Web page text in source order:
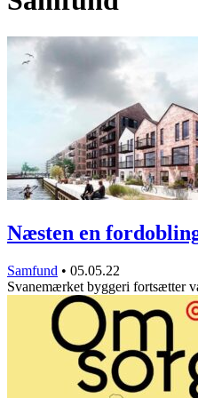
Næsten en
Samfund • 05.05.22
Svanemærket byggeri